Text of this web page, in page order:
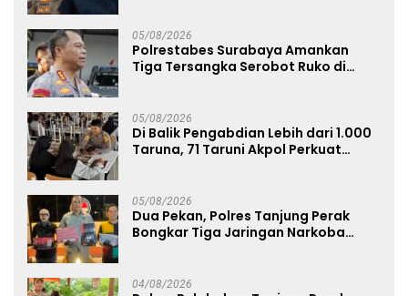
05/08/2026
Polrestabes Surabaya Amankan
Tiga Tersangka Serobot Ruko di
05/08/2026
Di Balik Pengabdian Lebih dari 1.000
Taruna, 71 Taruni Akpol Perkuat
05/08/2026
Dua Pekan, Polres Tanjung Perak
Bongkar Tiga Jaringan Narkoba
04/08/2026